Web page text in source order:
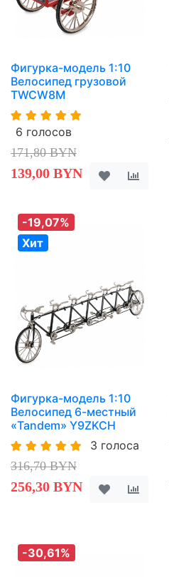
Фигурка-модель 1:10
Велосипед грузовой
TWCW8M
6 голосов
171,80 BYN
139,00 BYN
-19,07%
Хит
Фигурка-модель 1:10
Велосипед 6-местный
«Tandem» Y9ZKCH
3 голоса
316,70 BYN
256,30 BYN
-30,61%